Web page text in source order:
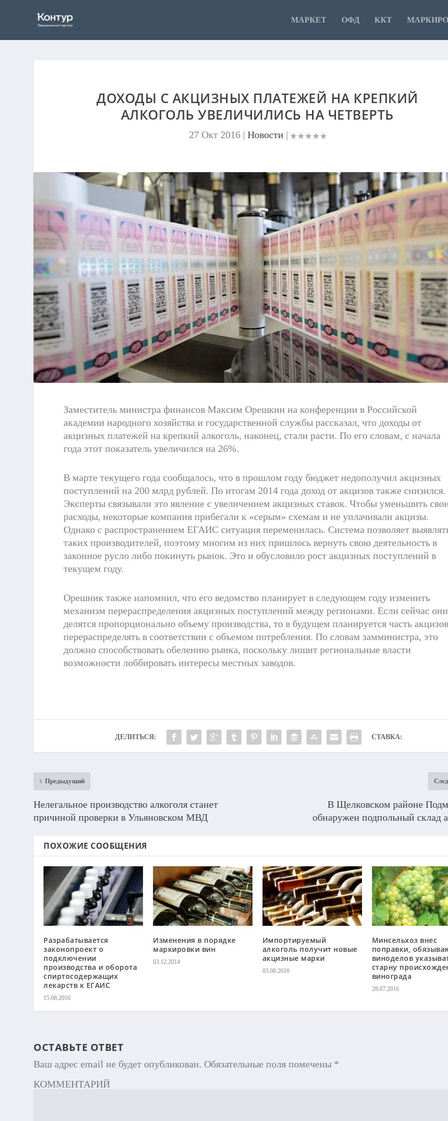
МАРКЕТ ОФД ККТ
ДОХОДЫ С АКЦИЗНЫХ ПЛАТЕЖЕЙ НА КРЕПКИЙ
АЛКОГОЛЬ УВЕЛИЧИЛИСЬ НА ЧЕТВЕРТЬ
27 Окт 2016 |Новости |
Заместитель министра финансов Максим Орешкин на конференции в Российской
академии народного хозяйства и государственной службы рассказал, что доходы от
акцизных платежей на крепкий алкоголь, наконец, стали расти. По его словам, с начала
года этот показатель увеличился на 26%.
В марте текущего года сообщалось, что в прошлом году бюджет недополучил акцизных
поступлений на 200 млрд рублей. По итогам 2014 года доход от акцизов также снизился.
Эксперты связывали это явление с увеличением акцизных ставок. Чтобы уменьшить
расходы, некоторые компания прибегали к «серым» схемам и не уплачивали акцизы.
Однако с распространением ЕГАИС ситуация переменилась. Система позволяет
таких производителей, поэтому многим из них пришлось вернуть свою деятельность в
законное русло либо покинуть рынок. Это и обусловило рост акцизных поступлений в
текущем году.
Орешник также напомнил, что его ведомство планирует в следующем году изменить
механизм перераспределения акцизных поступлений между регионами. Если сейчас они
делятся пропорционально объему производства, то в будущем планируется часть акцизов
перераспределять в соответствии с объемом потребления. По словам замминистра, это
должно способствовать обелению рынка, поскольку лишит региональные власти
возможности лоббировать интересы местных заводов.
ДЕЛИТЬСЯ: СТАВКА:
Предыдущий
Нелегальное производство алкоголя станет
причиной проверки в Ульяновском МВД
В Щелковском районе
обнаружен подпольный склад
ПОХОЖИЕ СООБЩЕНИЯ
Разрабатывается
законопроект о
подключении
производства и оборота
спиртосодержащих
лекарств к ЕГАИС
15.08.2016
Изменения в порядке
маркировки вин
03.12.2014
Импортируемый
алкоголь получит новые
акцизные марки
03.08.2016
Минсельхоз внес
поправки,
виноделов
старну
винограда
28.07.2016
ОСТАВЬТЕ ОТВЕТ
Ваш адрес email не будет опубликован. Обязательные поля помечены *
КОММЕНТАРИЙ